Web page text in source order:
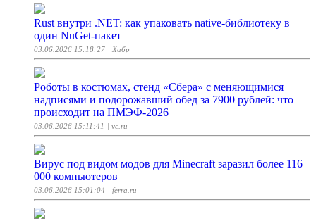
Rust внутри .NET: как упаковать native-библиотеку в
один NuGet-пакет
03.06.2026 15:18:27 | Хабр
Роботы в костюмах, стенд «Сбера» с меняющимися
надписями и подорожавший обед за 7900 рублей: что
происходит на ПМЭФ-2026
03.06.2026 15:11:41 | vc.ru
Вирус под видом модов для Minecraft заразил более 116
000 компьютеров
03.06.2026 15:01:04 | ferra.ru